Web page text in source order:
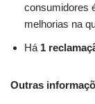
consumidores
melhorias na
Há 1
Outras